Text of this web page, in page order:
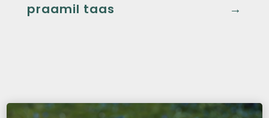
praamil taas
→